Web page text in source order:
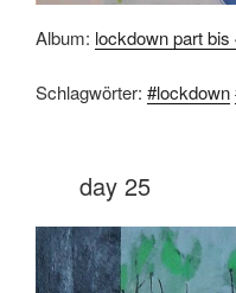
Album: lockdown part bis
Schlagwörter: #lockdown
day 25